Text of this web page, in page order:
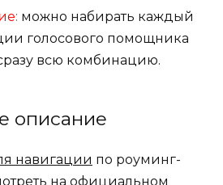
можно набирать каждый
голосового помощника
всю комбинацию.
описание
навигации по роуминг-
на официальном